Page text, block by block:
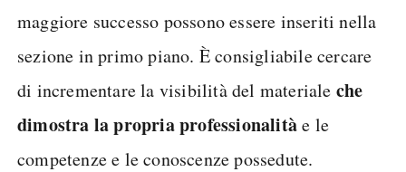
maggiore successo possono essere inseriti nella
sezione in primo piano. È consigliabile cercare
di incrementare la visibilità del materiale che
dimostra la propria professionalitàe le
competenze e le conoscenze possedute.